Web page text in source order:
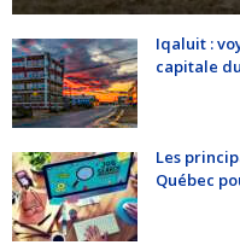
Iqaluit :
capitale
Les
Québec